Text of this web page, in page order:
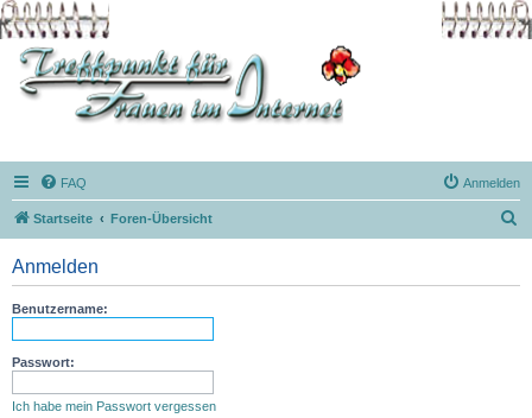
FAQ Anmelden
Startseite Foren-Übersicht
Anmelden
Benutzername:
Passwort:
Ich habe mein Passwort vergessen